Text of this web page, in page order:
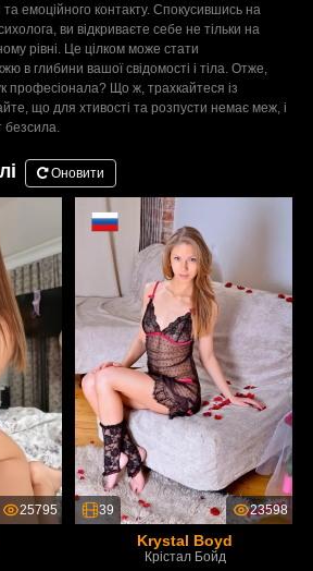
емоційного контакту. Спокусившись на
ви відкриваєте себе не тільки на
рівні. Це цілком може стати
в глибини вашої свідомості і тіла. Отже,
професіонала? Що ж, трахкайтеся із
що для хтивості та розпусти немає меж, і
безсила.
Оновити
25795 39 23598
Krystal Boyd
Крістал Бойд